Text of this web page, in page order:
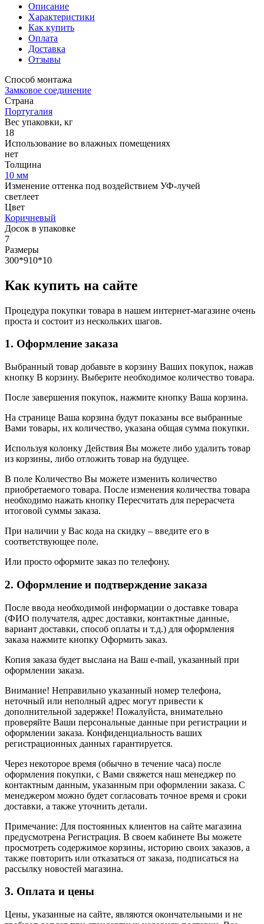
Описание
Характеристики
Как купить
Оплата
Доставка
Отзывы
Способ монтажа
Замковое соединение
Страна
Португалия
Вес упаковки, кг
18
Использование во влажных помещениях
нет
Толщина
10 мм
Изменение оттенка под воздействием УФ-лучей
светлеет
Цвет
Коричневый
Досок в упаковке
7
Размеры
300*910*10
Как купить на сайте
Процедура покупки товара в нашем интернет-магазине очень
проста и состоит из нескольких шагов.
1. Оформление заказа
Выбранный товар добавьте в корзину Ваших покупок, нажав
кнопку В корзину. Выберите необходимое количество товара.
После завершения покупок, нажмите кнопку Ваша корзина.
На странице Ваша корзина будут показаны все выбранные
Вами товары, их количество, указана общая сумма покупки.
Используя колонку Действия Вы можете либо удалить товар
из корзины, либо отложить товар на будущее.
В поле Количество Вы можете изменить количество
приобретаемого товара. После изменения количества товара
необходимо нажать кнопку Пересчитать для перерасчета
итоговой суммы заказа.
При наличии у Вас кода на скидку – введите его в
соответствующее поле.
Или просто оформите заказ по телефону.
2. Оформление и подтверждение заказа
После ввода необходимой информации о доставке товара
(ФИО получателя, адрес доставки, контактные данные,
вариант доставки, способ оплаты и т.д.) для оформления
заказа нажмите кнопку Оформить заказ.
Копия заказа будет выслана на Ваш e-mail, указанный при
оформлении заказа.
Внимание! Неправильно указанный номер телефона,
неточный или неполный адрес могут привести к
дополнительной задержке! Пожалуйста, внимательно
проверяйте Ваши персональные данные при регистрации и
оформлении заказа. Конфиденциальность ваших
регистрационных данных гарантируется.
Через некоторое время (обычно в течение часа) после
оформления покупки, с Вами свяжется наш менеджер по
контактным данным, указанным при оформлении заказа. С
менеджером можно будет согласовать точное время и сроки
доставки, а также уточнить детали.
Примечание: Для постоянных клиентов на сайте магазина
предусмотрена Регистрация. В своем кабинете Вы можете
просмотреть содержимое корзины, историю своих заказов, а
также повторить или отказаться от заказа, подписаться на
рассылку новостей магазина.
3. Оплата и цены
Цены, указанные на сайте, являются окончательными и не